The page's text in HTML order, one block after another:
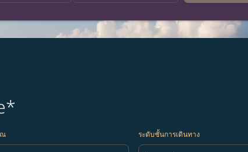
ณ ระดับชั้นการเดินทาง